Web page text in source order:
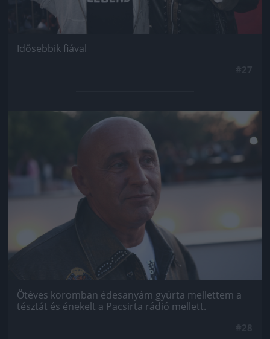
Idősebbik fiával
Jön még kép!
Ötéves koromban édesanyám gyúrta mellettem a
tésztát és énekelt a Pacsirta rádió mellett.